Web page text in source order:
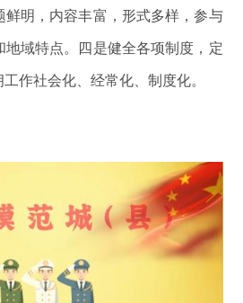
鲜明，内容丰富，形式多样，参与
地域特点。四是健全各项制度，定
作社会化、经常化、制度化。